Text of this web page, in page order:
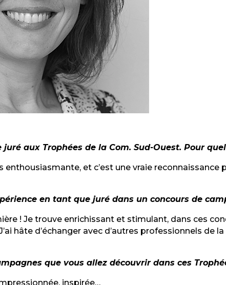
juré aux Trophées de la Com. Sud-Ouest. Pour
enthousiasmante, et c’est une vraie
en tant que juré dans un concours de
! Je trouve enrichissant et stimulant, dans ces
hâte d’échanger avec d’autres professionnels
que vous allez découvrir dans ces
inspirée…